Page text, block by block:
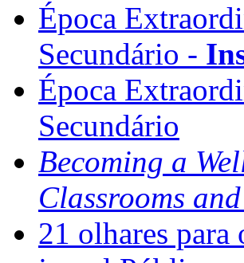
Época
Secundário -
Época
Secundário
Becoming a
Classrooms
21 olhares